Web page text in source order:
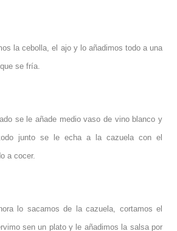
la cebolla , el ajo y lo añadimos todo a una
se fría.
se le añade medio vaso de vino blanco y
junto se le echa a la cazuela con el
a cocer.
lo sacamos de la cazuela,
cortamos el
senun plato y le añadimos la salsa por